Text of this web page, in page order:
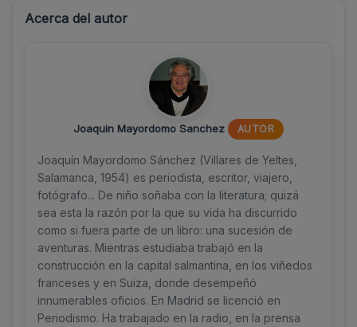
Acerca del autor
Joaquin Mayordomo Sanchez AUTOR
Joaquín Mayordomo Sánchez (Villares de Yeltes,
Salamanca, 1954) es periodista, escritor, viajero,
fotógrafo... De niño soñaba con la literatura; quizá
sea esta la razón por la que su vida ha discurrido
como si fuera parte de un libro: una sucesión de
aventuras. Mientras estudiaba trabajó en la
construcción en la capital salmantina, en los viñedos
franceses y en Suiza, donde desempeñó
innumerables oficios. En Madrid se licenció en
Periodismo. Ha trabajado en la radio, en la prensa